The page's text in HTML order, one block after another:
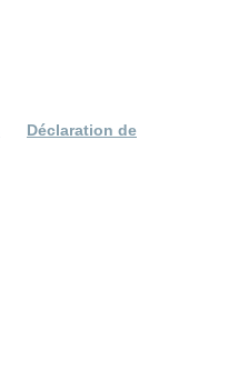
Déclaration de